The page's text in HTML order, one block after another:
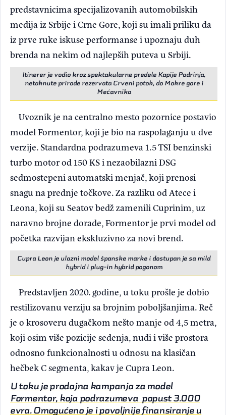
predstavnicima specijalizovanih automobilskih
medija iz Srbije i Crne Gore, koji su imali priliku da
iz prve ruke iskuse performanse i upoznaju duh
brenda na nekim od najlepših puteva u Srbiji.
Itinerer je vodio kroz spektakularne predele Kapije Podrinja,
netaknute prirode rezervata Crveni potok, do Mokre gore i
Mećavnika
Uvoznik je na centralno mesto pozornice postavio
model Formentor, koji je bio na raspolaganju u dve
verzije. Standardna podrazumeva 1.5 TSI benzinski
turbo motor od 150 KS i nezaobilazni DSG
sedmostepeni automatski menjač, koji prenosi
snagu na prednje točkove. Za razliku od Atece i
Leona, koji su Seatov bedž zamenili Cuprinim, uz
naravno brojne dorade, Formentor je prvi model od
početka razvijan ekskluzivno za novi brend.
Cupra Leon je ulazni model španske marke i dostupan je sa mild
hybrid i plug-in hybrid pogonom
Predstavljen 2020. godine, u toku prošle je dobio
restilizovanu verziju sa brojnim poboljšanjima. Reč
je o krosoveru dugačkom nešto manje od 4,5 metra,
koji osim više pozicije sedenja, nudi i više prostora
odnosno funkcionalnosti u odnosu na klasičan
hečbek C segmenta, kakav je Cupra Leon.
U toku je prodajna kampanja za model
Formentor, koja podrazumeva popust 3.000
evra. Omogućeno je i povoljnije finansiranje u